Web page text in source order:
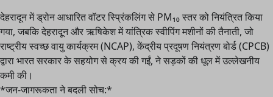
देहरादून में ड्रोन आधारित वॉटर स्प्रिंकलिंग से PM₁₀ स्तर को नियंत्रित किया
गया, जबकि देहरादून और ऋषिकेश में यांत्रिक स्वीपिंग मशीनों की तैनाती, जो
राष्ट्रीय स्वच्छ वायु कार्यक्रम (NCAP), केंद्रीय प्रदूषण नियंत्रण बोर्ड (CPCB)
द्वारा भारत सरकार के सहयोग से क्रय की गईं, ने सड़कों की धूल में उल्लेखनीय
कमी की।
*जन-जागरूकता ने बदली सोच:*